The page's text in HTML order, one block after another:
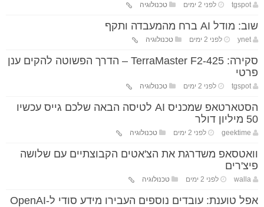
tgspot לפני 2 ימים טכנולוגיה
שוב: מודל AI ברח מהמעבדה ותקף
ynet לפני 2 ימים טכנולוגיה
סקירה: TerraMaster F2-425 – הדרך הפשוטה להקים ענן
פרטי
tgspot לפני 2 ימים טכנולוגיה
הסטארטאפ שמכניס AI לטיסה הבאה שלכם גייס עכשיו
50 מיליון דולר
geektime לפני 2 ימים טכנולוגיה
וואטסאפ משדרגת את הצ'אטים הקבוצתיים עם שלושה
פיצ'רים
walla לפני 2 ימים טכנולוגיה
אפל טוענת: עובדים נוספים העבירו מידע סודי ל-OpenAI